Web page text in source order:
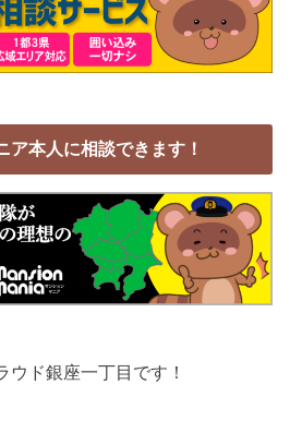
ア本人に相談できます！
ウド銀座一丁目です！